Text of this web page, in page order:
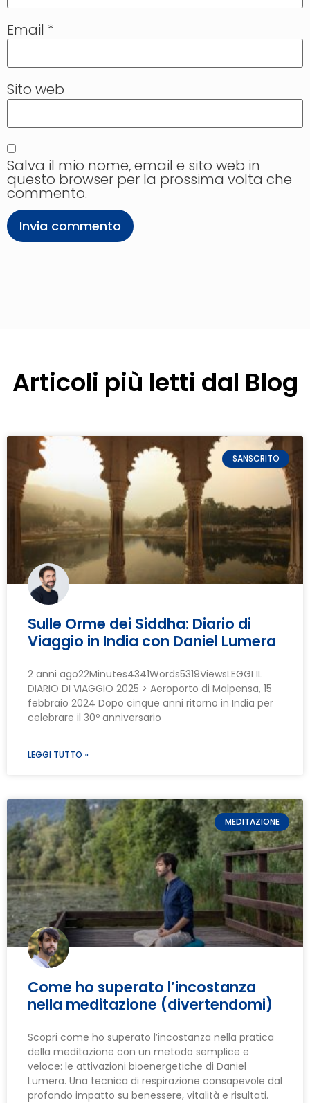
Email *
Sito web
Salva il mio nome, email e sito web in
questo browser per la prossima volta che
commento.
Articoli più letti dal Blog
SANSCRITO
Sulle Orme dei Siddha: Diario di
Viaggio in India con Daniel Lumera
2 anni ago22Minutes4341Words5319ViewsLEGGI IL
DIARIO DI VIAGGIO 2025 > Aeroporto di Malpensa, 15
febbraio 2024 Dopo cinque anni ritorno in India per
celebrare il 30º anniversario
LEGGI TUTTO »
MEDITAZIONE
Come ho superato l’incostanza
nella meditazione (divertendomi)
Scopri come ho superato l’incostanza nella pratica
della meditazione con un metodo semplice e
veloce: le attivazioni bioenergetiche di Daniel
Lumera. Una tecnica di respirazione consapevole dal
profondo impatto su benessere, vitalità e risultati.